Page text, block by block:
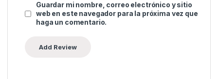
Guardar mi nombre, correo electrónico y sitio
web en este navegador para la próxima vez que
haga un comentario.